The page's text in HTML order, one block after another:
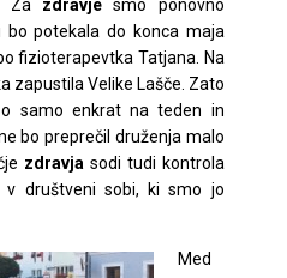
Za zdravjesmo ponovno
bo potekala do konca maja
fizioterapevtka Tatjana. Na
zapustila Velike Lašče. Zato
samo enkrat na teden in
bo preprečil druženja malo
zdravja sodi tudi kontrola
v društveni sobi, ki smo jo
Med